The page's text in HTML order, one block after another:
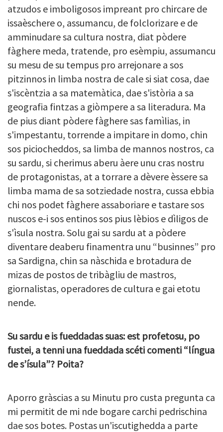
atzudos e imboligosos impreant pro chircare de
issaèschere o, assumancu, de folclorizare e de
amminudare sa cultura nostra, diat pòdere
fàghere meda, tratende, pro esèmpiu, assumancu
su mesu de su tempus pro arrejonare a sos
pitzinnos in limba nostra de cale si siat cosa, dae
s'iscèntzia a sa matemàtica, dae s'istòria a sa
geografia fintzas a giòmpere a sa literadura. Ma
de pius diant pòdere fàghere sas famìlias, in
s'impestantu, torrende a impitare in domo, chin
sos piciocheddos, sa limba de mannos nostros, ca
su sardu, si cherimus aberu àere unu cras nostru
de protagonistas, at a torrare a dèvere èssere sa
limba mama de sa sotziedade nostra, cussa ebbia
chi nos podet fàghere assaboriare e tastare sos
nuscos e-i sos entinos sos pius lèbios e dìligos de
s'ìsula nostra. Solu gai su sardu at a pòdere
diventare deaberu finamentra unu “businnes” pro
sa Sardigna, chin sa nàschida e brotadura de
mizas de postos de tribàgliu de mastros,
giornalistas, operadores de cultura e gai etotu
nende.
Su sardu e is fueddadas suas: est profetosu, po
fustei, a tenni una fueddada scéti comenti “língua
de s’ísula”? Poita?
Aporro gràscias a su Minutu pro custa pregunta ca
mi permitit de mi nde bogare carchi pedrischina
dae sos botes. Postas un'iscutighedda a parte